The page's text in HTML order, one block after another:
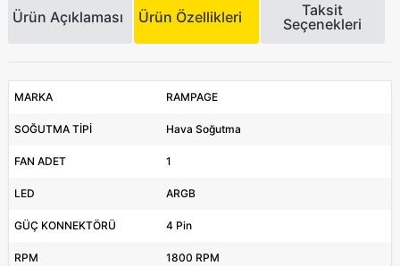
Ürün Açıklaması Ürün Özellikleri
Taksit
Seçenekleri
MARKA RAMPAGE
SOĞUTMA TİPİ Hava Soğutma
FAN ADET 1
LED ARGB
GÜÇ KONNEKTÖRÜ 4 Pin
RPM 1800 RPM